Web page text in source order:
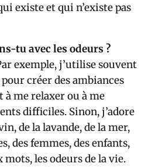
existe et qui n’existe pas
tu avec les odeurs ?
exemple, j’utilise souvent
créer des ambiances
à me relaxer ou à me
difficiles. Sinon, j’adore
de la lavande, de la mer,
des femmes, des enfants,
les odeurs de la vie.